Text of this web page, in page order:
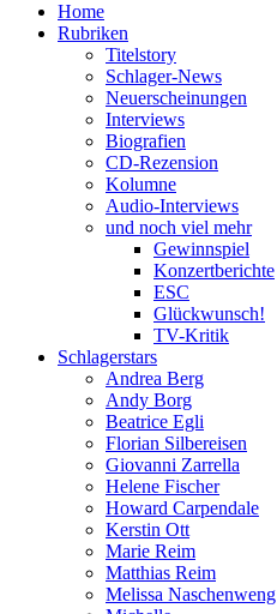
Home
Rubriken
Titelstory
Schlager-News
Neuerscheinungen
Interviews
Biografien
CD-Rezension
Kolumne
Audio-Interviews
und noch viel mehr
Gewinnspiel
Konzertberichte
ESC
Glückwunsch!
TV-Kritik
Schlagerstars
Andrea Berg
Andy Borg
Beatrice Egli
Florian Silbereisen
Giovanni Zarrella
Helene Fischer
Howard Carpendale
Kerstin Ott
Marie Reim
Matthias Reim
Melissa Naschenweng